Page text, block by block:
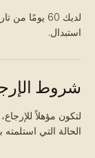
لديك 60
استبدال.
شروط
لتكون مؤهلاً
الحالة التي